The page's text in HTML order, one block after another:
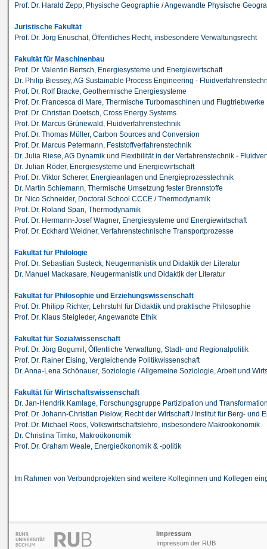
Prof. Dr. Harald Zepp, Physische Geographie / Angewandte Physische
Juristische Fakultät
Prof. Dr. Jörg Enuschat, Öffentliches Recht, insbesondere Verwaltungsrecht
Fakultät für Maschinenbau
Prof. Dr. Valentin Bertsch, Energiesysteme und Energiewirtschaft
Dr. Philip Biessey, AG Sustainable Process Engineering -
Prof. Dr. Rolf Bracke, Geothermische Energiesysteme
Prof. Dr. Francesca di Mare, Thermische Turbomaschinen und Flugtriebwerke
Prof. Dr. Christian Doetsch, Cross Energy Systems
Prof. Dr. Marcus Grünewald, Fluidverfahrenstechnik
Prof. Dr. Thomas Müller, Carbon Sources and Conversion
Prof. Dr. Marcus Petermann, Feststoffverfahrenstechnik
Dr. Julia Riese, AG Dynamik und Flexibilität in der Verfahrenstechnik -
Dr. Julian Röder, Energiesysteme und Energiewirtschaft
Prof. Dr. Viktor Scherer, Energieanlagen und Energieprozesstechnik
Dr. Martin Schiemann, Thermische Umsetzung fester Brennstoffe
Dr. Nico Schneider, Doctoral School CCCE / Thermodynamik
Prof. Dr. Roland Span, Thermodynamik
Prof. Dr. Hermann-Josef Wagner, Energiesysteme und Energiewirtschaft
Prof. Dr. Eckhard Weidner, Verfahrenstechnische Transportprozesse
Fakultät für Philologie
Prof. Dr. Sebastian Susteck, Neugermanistik und Didaktik der Literatur
Dr. Manuel Mackasare, Neugermanistik und Didaktik der Literatur
Fakultät für Philosophie und Erziehungswissenschaft
Prof. Dr. Philipp Richter, Lehrstuhl für Didaktik und praktische Philosophie
Prof. Dr. Klaus Steigleder, Angewandte Ethik
Fakultät für Sozialwissenschaft
Prof. Dr. Jörg Bogumil, Öffentliche Verwaltung, Stadt- und Regionalpolitik
Prof. Dr. Rainer Eising, Vergleichende Politikwissenschaft
Dr. Anna-Lena Schönauer, Soziologie / Allgemeine Soziologie, Arbeit und
Fakultät für Wirtschaftswissenschaft
Dr. Jan-Hendrik Kamlage, Forschungsgruppe Partizipation und
Prof. Dr. Johann-Christian Pielow, Recht der Wirtschaft / Institut für Berg- und
Prof. Dr. Michael Roos, Volkswirtschaftslehre, insbesondere Makroökonomik
Dr. Christina Timko, Makroökonomik
Prof. Dr. Graham Weale, Energieökonomik & -politik
Im Rahmen von Verbundprojekten sind weitere Kolleginnen und Kollegen
Impressum
Impressum der RUB